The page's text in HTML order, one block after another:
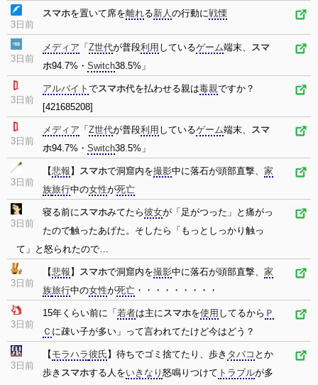
3日前
スマホを置いて席を離れる新人の行動に戦慄
3日前
メディア 「 Z世代が普段利用 しているゲーム端末、 スマ
ホ94.7%・ Switch38.5%」
3日前
アルバイト でスマホ代を払わせる親は毒親ですか？
[421685208]
3日前
メディア 「 Z世代が普段利用 しているゲーム端末、 スマ
ホ94.7%・ Switch38.5%」
3日前
【悲報 】 スマホで洞窟内を撮影中に落石が頭部直撃、 家
族旅行中の女性が死亡
3日前
寝る前にスマホみてたら彼女が「足がつった」と痛がっ
たので触ったあげた。そしたら「もっとしっかり触っ
て」と怒られたので…
3日前
【悲報 】 スマホで洞窟内を撮影中に落石が頭部直撃、 家
族旅行中の女性が死亡 ・・・・・・・・・
3日前
15年くらい前に「 若者は主にスマホを使用 してるから Ｐ
Ｃ に疎い子が多い」って言われてたけど今はどう？
3日前
【 モラハラ彼氏 】待ちでゴミ捨てたり、歩き タバコ とか
歩き スマホする人をいきなり 怒鳴りつけて トラブルが多